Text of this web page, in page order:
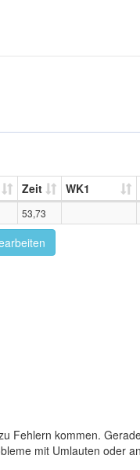
Zeit WK1
53,73
Fehlern kommen.
mit Umlauten oder